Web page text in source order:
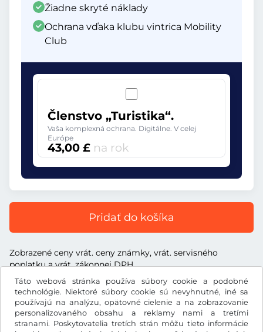
Táto webová stránka používa súbory cookie a podobné
technológie. Niektoré súbory cookie sú nevyhnutné, iné sa
používajú na analýzu, opätovné cielenie a na zobrazovanie
personalizovaného obsahu a reklamy nami a tretími
stranami. Poskytovatelia tretích strán môžu tieto informácie
Žiadne skryté náklady
Ochrana vďaka klubu vintrica Mobility
Club
Členstvo „Turistika“.
Vaša komplexná ochrana. Digitálne. V celej
Európe
43,00 £ na rok
Pridať do košíka
Zobrazené ceny vrát. ceny známky, vrát. servisného
poplatku a vrát. zákonnej DPH
£GBP